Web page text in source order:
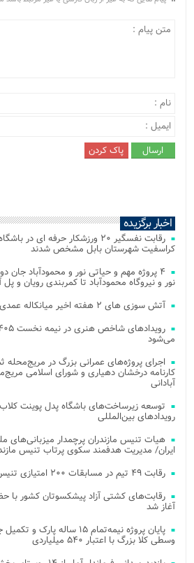
اخبار برگزیده
کراسفیت شهرستان بابل مشخص شدند
۴ پروژه مهم و حیاتی نور و محمودآباد جان
نور و نیروگاه محمودآباد تا کمربندی رویان و
آتش‌ سوزی‌ های ۲ هفته اخیر میانکاله عمدی بود
می‌شود
اجرای پروژه‌های عمرانی بزرگ در
کارنامه درخشان دهیاری و شورای اسلامی
آبادانی
توسعه زیرساخت‌های باشگاه پدل پوینت
رویدادهای بین‌المللی
هیات تنیس مازندران پرچمدار
ایران/ مدیریت هدفمند سکوی پرتاب تنیس
رقابت ۴۹ تیم در مسابقات ۲۰۰ امتیازی تنیس ساحلی کشور در مازندران
آغاز شد
وسطی کلا بزرگ با اعتبار ۵۴۰ میلیاردی